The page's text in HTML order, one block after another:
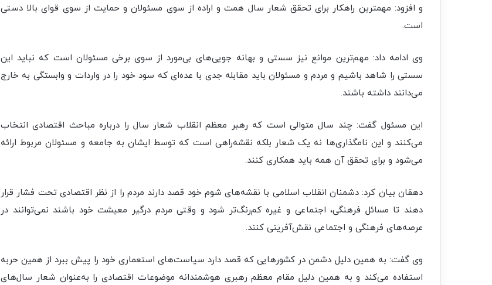
و افزود: مهمترین راهکار برای تحقق شعار سال همت و اراده از سوی مسئولان و حمایت از سوی قوای بالا دستی
است.
وی ادامه داد: مهم‌ترین موانع نیز سستی و بهانه جویی‌های بی‌مورد از سوی برخی مسئولان است که نباید این
سستی را شاهد باشیم و مردم و مسئولان باید مقابله جدی با عده‌ای که سود خود را در واردات و وابستگی به خارج
می‌دانند داشته باشند.
این مسئول گفت: چند سال متوالی است که رهبر معظم انقلاب شعار سال را درباره مباحث اقتصادی انتخاب
می‌کنند و این نامگذاری‌ها نه یک شعار بلکه نقشه‌راهی است که توسط ایشان به جامعه و مسئولان مربوط ارائه
می‌شود و برای تحقق آن همه باید همکاری کنند.
دهقان بیان کرد: دشمنان انقلاب اسلامی با نقشه‌های شوم خود قصد دارند مردم را از نظر اقتصادی تحت فشار قرار
دهند تا مسائل فرهنگی، اجتماعی و غیره کم‌رنگ‌تر شود و وقتی مردم درگیر معیشت خود باشند نمی‌توانند در
عرصه‌های فرهنگی و اجتماعی نقش‌آفرینی کنند.
وی گفت: به همین دلیل دشمن در کشورهایی که قصد دارد سیاست‌های استعماری خود را پیش ببرد از همین حربه
استفاده می‌کند و به همین دلیل مقام معظم رهبری هوشمندانه موضوعات اقتصادی را به‌عنوان شعار سال‌های